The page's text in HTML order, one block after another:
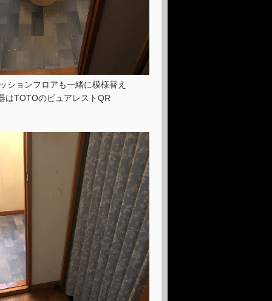
ションフロアも一緒に模様替え
はTOTOのピュアレストQR